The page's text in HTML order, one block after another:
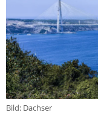
Bild: Dachser